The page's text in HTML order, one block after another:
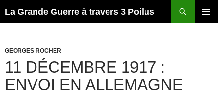
La Grande Guerre à travers 3 Poilus
GEORGES ROCHER
11 DÉCEMBRE 1917 :
ENVOI EN ALLEMAGNE